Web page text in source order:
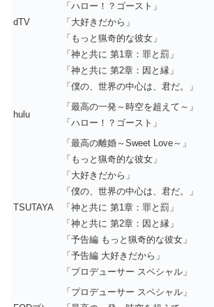
dTV
「ハロー！？ゴースト」
「大好きだから」
「もっと猟奇的な彼女」
「神と共に 第1章：罪と罰」
「神と共に 第2章：因と縁」
「僕の、世界の中心は、君だ。」
hulu
「最高の一発～時空を超えて～」
「ハロー！？ゴースト」
TSUTAYA
「最高の離婚～Sweet Love～」
「もっと猟奇的な彼女」
「大好きだから」
「僕の、世界の中心は、君だ。」
「神と共に 第1章：罪と罰」
「神と共に 第2章：因と縁」
「予告編 もっと猟奇的な彼女」
「予告編 大好きだから」
「プロデューサー スペシャル」
「プロデューサー スペシャル」